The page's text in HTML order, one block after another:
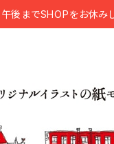
後までSHOPをお休み